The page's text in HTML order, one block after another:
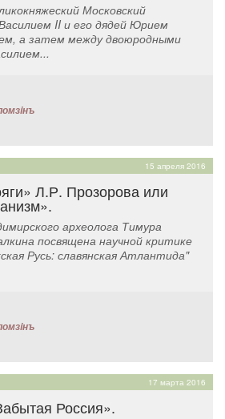
Московский
II и его дядей Юрием
а затем между двоюродными
15 апреля 2016
Л.Р. Прозорова или
археолога Тимура
посвящена научной критике
Русь: славянская Атлантида"
17 марта 2016
Россия».